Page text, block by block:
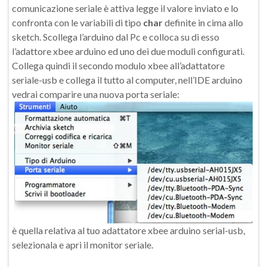
comunicazione seriale è attiva legge il valore inviato e lo
confronta con le variabili di tipo chardefinite in cima allo
sketch. Scollega l’arduino dal Pc e colloca su di esso
l’adattore xbee arduino ed uno dei due moduli configurati.
Collega quindi il secondo modulo xbee all’adattatore
seriale-usb e collega il tutto al computer, nell’IDE arduino
vedrai comparire una nuova porta seriale:
è quella relativa al tuo adattatore xbee arduino serial-usb,
selezionala e apri il monitor seriale.